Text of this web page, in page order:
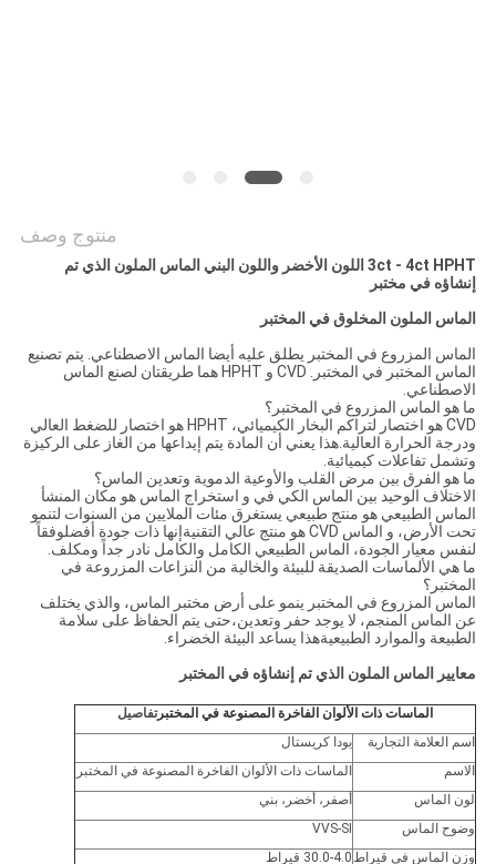
منتوج وصف
3ct - 4ct HPHT اللون الأخضر واللون البني الماس الملون الذي تم
إنشاؤه في مختبر
الماس الملون المخلوق في المختبر
الماس المزروع في المختبر يطلق عليه أيضا الماس الاصطناعي. يتم تصنيع
الماس المختبر في المختبر. CVD و HPHT هما طريقتان لصنع الماس
الاصطناعي.
ما هو الماس المزروع في المختبر؟
CVD هو اختصار لتراكم البخار الكيميائي، HPHT هو اختصار للضغط العالي
ودرجة الحرارة العالية.هذا يعني أن المادة يتم إيداعها من الغاز على الركيزة
وتشمل تفاعلات كيميائية.
ما هو الفرق بين مرض القلب والأوعية الدموية وتعدين الماس؟
الاختلاف الوحيد بين الماس الكي في و استخراج الماس هو مكان المنشأ
الماس الطبيعي هو منتج طبيعي يستغرق مئات الملايين من السنوات لتنمو
تحت الأرض، و الماس CVD هو منتج عالي التقنيةإنها ذات جودة أفضلوفقاً
لنفس معيار الجودة، الماس الطبيعي الكامل والكامل نادر جداً ومكلف.
ما هي الألماسات الصديقة للبيئة والخالية من النزاعات المزروعة في
المختبر؟
الماس المزروع في المختبر ينمو على أرض مختبر الماس، والذي يختلف
عن الماس المنجم، لا يوجد حفر وتعدين،حتى يتم الحفاظ على سلامة
الطبيعة والموارد الطبيعيةهذا يساعد البيئة الخضراء.
معايير الماس الملون الذي تم إنشاؤه في المختبر
الماسات ذات الألوان الفاخرة المصنوعة في المختبرتفاصيل
اسم العلامة التجارية
يودا كريستال
الاسم
الماسات ذات الألوان الفاخرة المصنوعة في المختبر
لون الماس
أصفر، أخضر، بني
وضوح الماس
VVS-SI
وزن الماس في قيراط30.0-4.0 قيراط